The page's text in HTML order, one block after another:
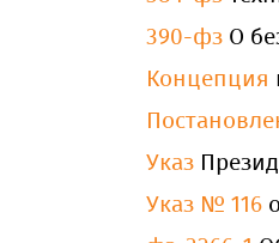
390-фз О
Концепция
Указ
Указ № 116